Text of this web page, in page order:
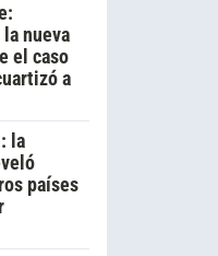
nueva
el caso
a
la
países